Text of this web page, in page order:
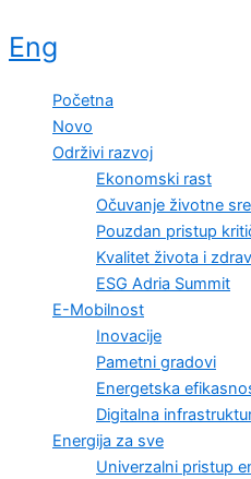
Eng
Početna
Novo
Održivi razvoj
Ekonomski rast
Očuvanje životne
Pouzdan pristup
Kvalitet života i
ESG Adria Summit
E-Mobilnost
Inovacije
Pametni gradovi
Energetska
Digitalna
Energija za sve
Univerzalni pristup